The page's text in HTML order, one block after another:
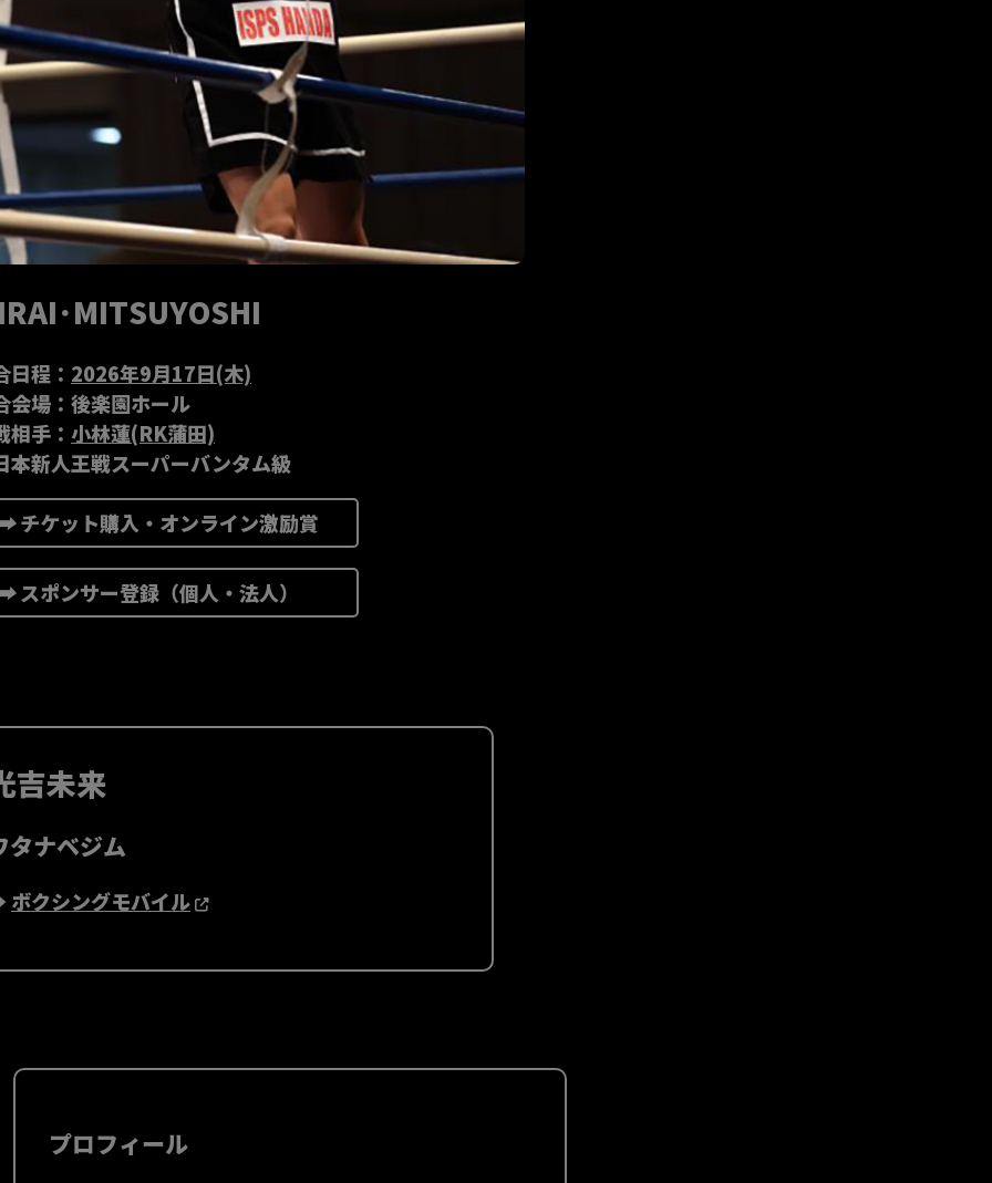
RAI･MITSUYOSHI
日程： 2026年9月17日(木)
会場：後楽園ホール
相手： 小林蓮(RK蒲田)
本新人王戦スーパーバンタム級
チケット購入・オンライン激励賞
スポンサー登録（個人・法人）
吉未来
タナベジム
ボクシングモバイル
プロフィール